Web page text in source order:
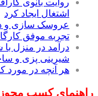
اشتغال ایجاد کرد
عروسک سازی و
تجربه موفق
درآمد در منزل
شیرینی پزی و
هر آنچه در مورد
راهنمای کسب مجوز